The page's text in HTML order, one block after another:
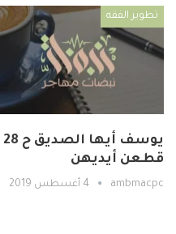
تطوير الفقه
قطعن أيديهن
ambmacpc 4 أغسطس 2019